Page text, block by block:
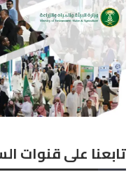
تابعنا على قنوات